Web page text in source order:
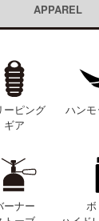
APPAREL
ーピング
ギア
ハン
ーナー